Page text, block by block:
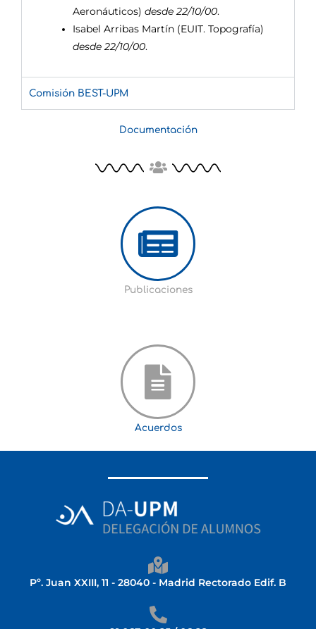
Aeronáuticos) desde 22/10/00.
Isabel Arribas Martín (EUIT. Topografía)
desde 22/10/00.
Comisión BEST-UPM
Documentación
Publicaciones
Acuerdos
Pº. Juan XXIII, 11 - 28040 - Madrid Rectorado Edif. B